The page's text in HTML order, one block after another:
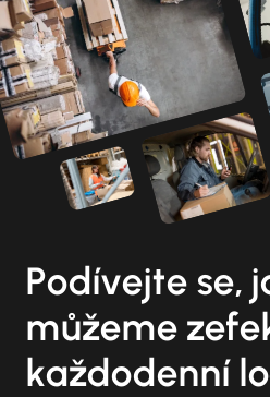
Podívejte se,
můžeme
každodenní